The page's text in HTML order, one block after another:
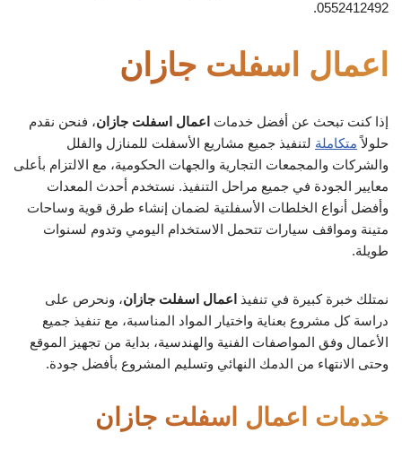
0552412492.
اعمال اسفلت جازان
إذا كنت تبحث عن أفضل خدمات اعمال اسفلت جازان، فنحن نقدم
حلولاًمتكاملة لتنفيذ جميع مشاريع الأسفلت للمنازل والفلل
والشركات والمجمعات التجارية والجهات الحكومية، مع الالتزام بأعلى
معايير الجودة في جميع مراحل التنفيذ. نستخدم أحدث المعدات
وأفضل أنواع الخلطات الأسفلتية لضمان إنشاء طرق قوية وساحات
متينة ومواقف سيارات تتحمل الاستخدام اليومي وتدوم لسنوات
طويلة.
نمتلك خبرة كبيرة في تنفيذ اعمال اسفلت جازان، ونحرص على
دراسة كل مشروع بعناية واختيار المواد المناسبة، مع تنفيذ جميع
الأعمال وفق المواصفات الفنية والهندسية، بداية من تجهيز الموقع
وحتى الانتهاء من الدمك النهائي وتسليم المشروع بأفضل جودة.
خدمات اعمال اسفلت جازان